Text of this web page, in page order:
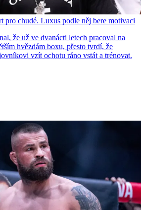
pro chudé. Luxus podle něj bere motivaci
že už ve dvanácti letech pracoval na
hvězdám boxu, přesto tvrdí, že
vzít ochotu ráno vstát a trénovat.